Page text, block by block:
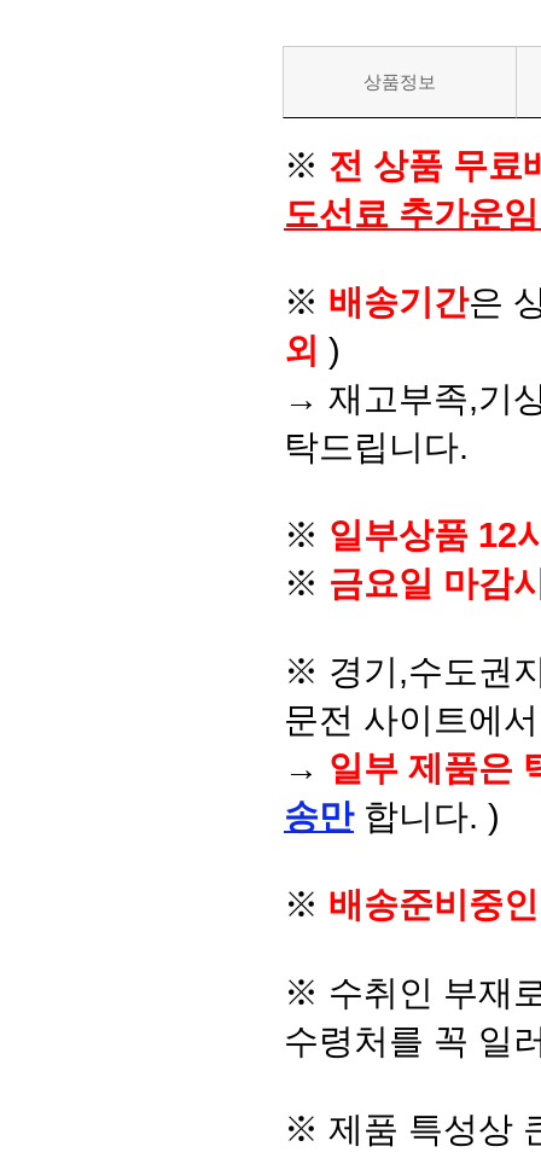
상품정보
※ 전 상품 무료
도선료 추가운
※ 배송기간은
외 )
→ 재고부족,기
탁드립니다.
※ 일부상품 12
※ 금요일 마감
※ 경기,수도권
문전 사이트에
→ 일부 제품은
송만 합니다. )
※ 배송준비중
※ 수취인 부재
수령처를 꼭 일
※ 제품 특성상